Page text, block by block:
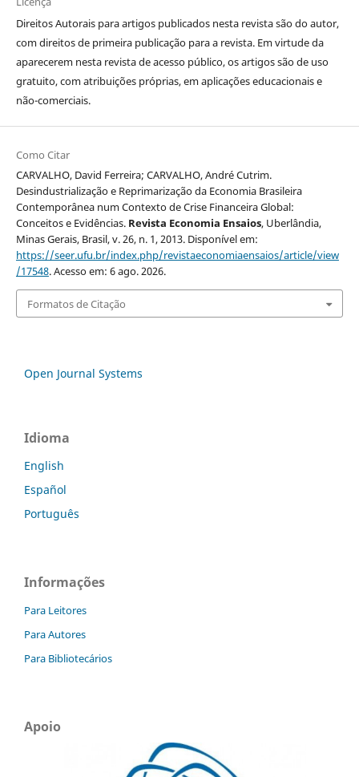
Direitos Autorais para artigos publicados nesta revista são do autor,
com direitos de primeira publicação para a revista. Em virtude da
aparecerem nesta revista de acesso público, os artigos são de uso
gratuito, com atribuições próprias, em aplicações educacionais e
não-comerciais.
Como Citar
CARVALHO, David Ferreira; CARVALHO, André Cutrim.
Desindustrialização e Reprimarização da Economia Brasileira
Contemporânea num Contexto de Crise Financeira Global:
Conceitos e Evidências. Revista Economia Ensaios, Uberlândia,
Minas Gerais, Brasil, v. 26, n. 1, 2013. Disponível em:
https://seer.ufu.br/index.php/revistaeconomiaensaios/article/view
/17548. Acesso em: 6 ago. 2026.
Formatos de Citação
Open Journal Systems
Idioma
English
Español
Português
Informações
Para Leitores
Para Autores
Para Bibliotecários
Apoio